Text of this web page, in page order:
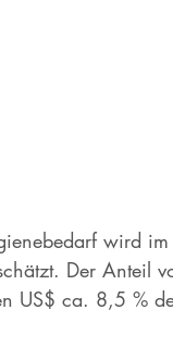
wird
Der Anteil
US$ ca. 8,5 %